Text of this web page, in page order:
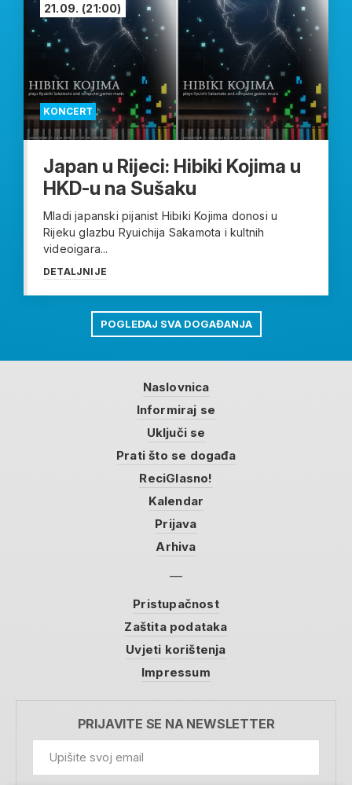
KONCERT
21.09. (21:00)
Japan u Rijeci: Hibiki Kojima u
HKD-u na Sušaku
Mladi japanski pijanist Hibiki Kojima donosi u
Rijeku glazbu Ryuichija Sakamota i kultnih
videoigara...
DETALJNIJE
POGLEDAJ SVA DOGAĐANJA
Naslovnica
Informiraj se
Uključi se
Prati što se događa
ReciGlasno!
Kalendar
Prijava
Arhiva
Pristupačnost
Zaštita podataka
Uvjeti korištenja
Impressum
PRIJAVITE SE NA NEWSLETTER